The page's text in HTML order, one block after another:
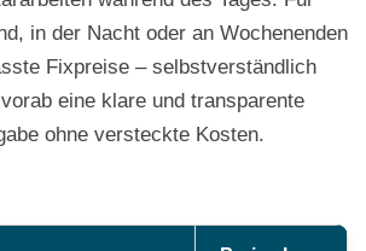
in der Nacht oder an Wochenenden
Fixpreise – selbstverständlich
eine klare und transparente
ohne versteckte Kosten.